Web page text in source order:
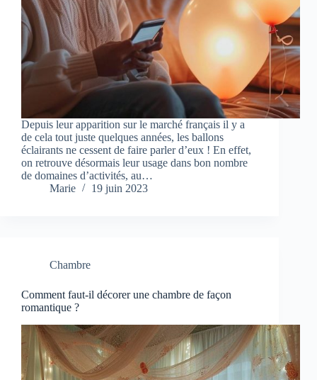
Depuis leur apparition sur le marché français il y a
de cela tout juste quelques années, les ballons
éclairants ne cessent de faire parler d’eux ! En effet,
on retrouve désormais leur usage dans bon nombre
de domaines d’activités, au…
Marie
19 juin 2023
Chambre
Comment faut-il décorer une chambre de façon
romantique ?